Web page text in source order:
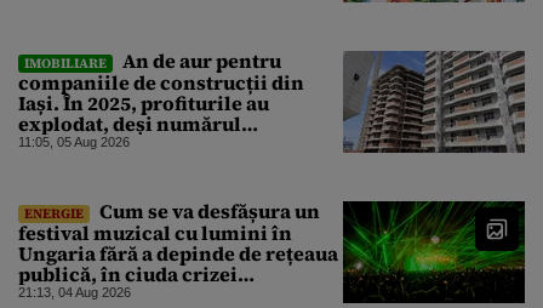
IMOBILIARE
An de aur pentru
companiile de construcții din
Iași. În 2025, profiturile au
explodat, deși numărul
angajaților a scăzut
11:05, 05 Aug 2026
ENERGIE
Cum se va desfășura un
festival muzical cu lumini în
Ungaria fără a depinde de rețeaua
publică, în ciuda crizei
energetice
21:13, 04 Aug 2026